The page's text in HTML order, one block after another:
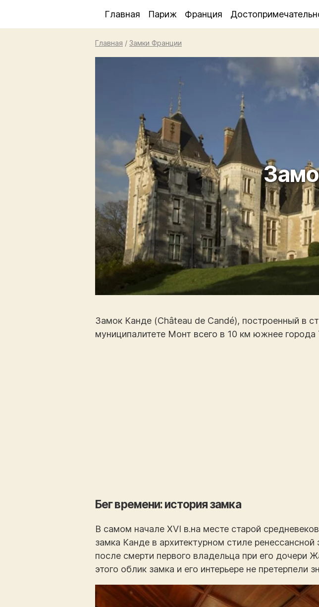
Главная Париж Франция
Главная / Замки Франции
Замок Канде (Château de Candé), построенный в
муниципалитете Монт всего в 10 км южнее
Бег времени: история замка
В самом начале XVI в.на месте старой
замка Канде в архитектурном стиле
после смерти первого владельца при его дочери
этого облик замка и его интерьере не